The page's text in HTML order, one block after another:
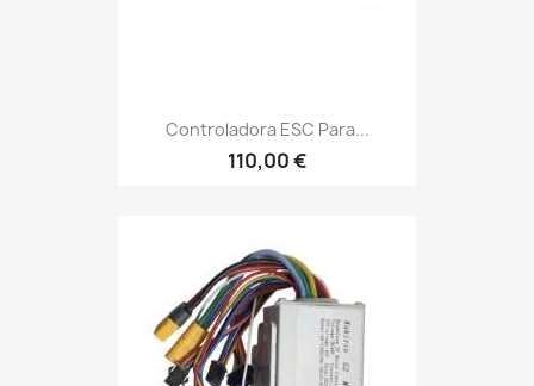
Controladora ESC Para...
110,00 €